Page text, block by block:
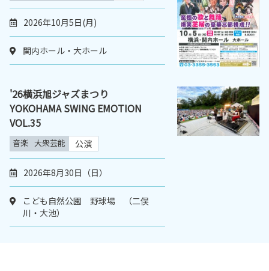
2026年10月5日(月)
関内ホール・大ホール
'26横浜旭ジャズまつり
YOKOHAMA SWING EMOTION
VOL.35
音楽 大衆芸能 公演
2026年8月30日（日）
こども自然公園 野球場 （二俣
川・大池）